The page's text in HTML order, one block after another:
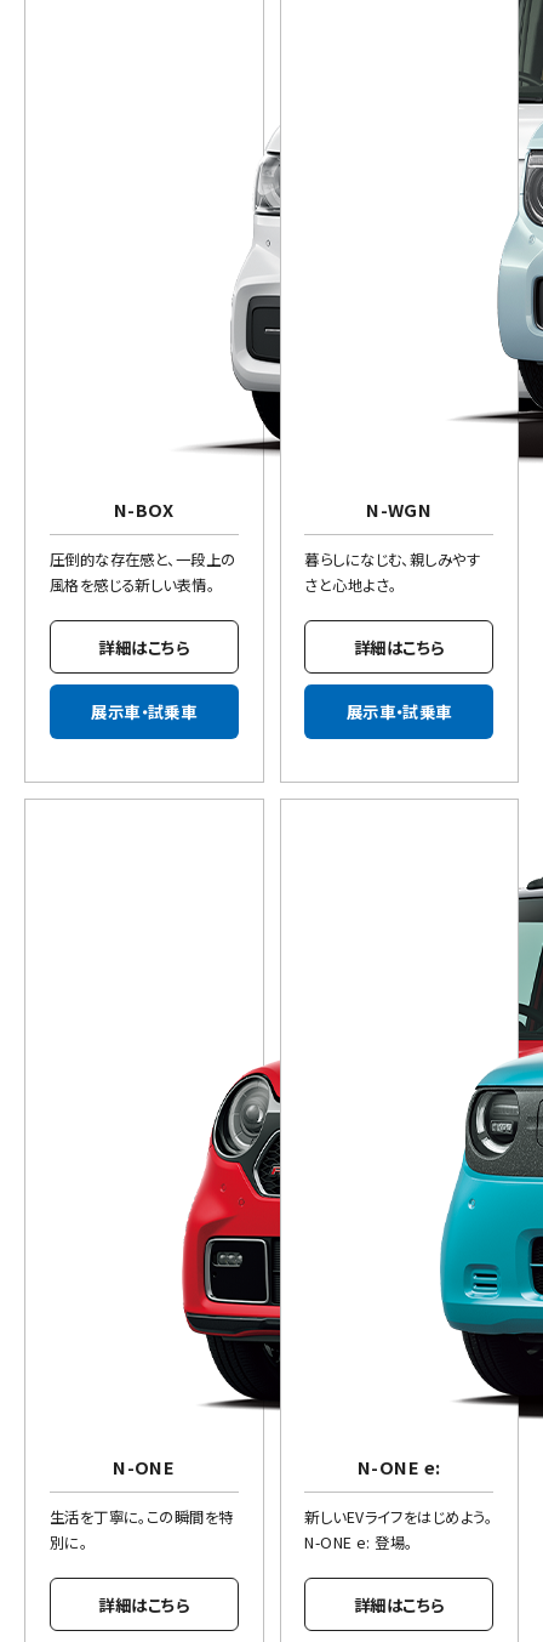
N-BOX
圧倒的な存在感と、一段上の
風格を感じる新しい表情。
詳細はこちら
展示車・試乗車
N-WGN
暮らしになじむ、親しみやす
さと心地よさ。
詳細はこちら
展示車・試乗車
N-ONE
生活を丁寧に。この瞬間を特
別に。
詳細はこちら
N-ONE e:
新しいEVライフをはじめよう。
N-ONE e: 登場。
詳細はこちら